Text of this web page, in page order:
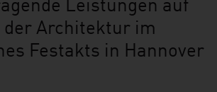
der Architektur im
Festakts in Hannover